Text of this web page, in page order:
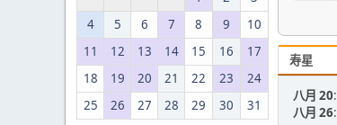
4
5 6 7 8 9
10
11
12 13 14 15 16
17
18
19 20 21 22 23
24
25
26 27 28 29 30 31
寿星
八月 20:
八月 26: